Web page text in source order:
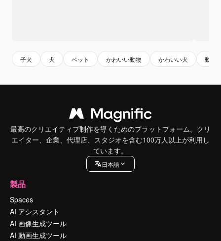
子犬 犬 ペット かわいい動物 かわいい犬 動物
最高のクリエイティブ制作を導くためのプラットフォーム。クリ
エイター、企業、代理店、スタジオを含む100万人以上が利用し
ています。
日本語
製品
Spaces
AI アシスタント
AI 画像生成ツール
AI 動画生成ツール